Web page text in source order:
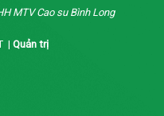
MTV Cao su Bình Long
| Quản trị